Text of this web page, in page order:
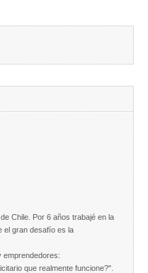
Chile. Por 6 años trabajé en la
el gran desafío es la
emprendedores:
que realmente funcione?".